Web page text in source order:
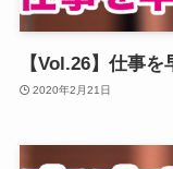
【Vol.26】仕事
2020年2月21日